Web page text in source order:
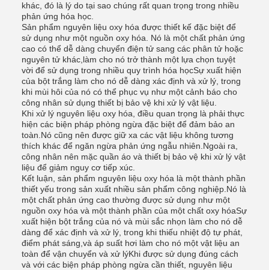
khác, đó là lý do tại sao chúng rất quan trọng trong nhiều
phản ứng hóa học.
Sản phẩm nguyên liệu oxy hóa được thiết kế đặc biệt để
sử dụng như một nguồn oxy hóa. Nó là một chất phản ứng
cao có thể dễ dàng chuyển điện tử sang các phân tử hoặc
nguyên tử khác,làm cho nó trở thành một lựa chọn tuyệt
vời để sử dụng trong nhiều quy trình hóa họcSự xuất hiện
của bột trắng làm cho nó dễ dàng xác định và xử lý, trong
khi mùi hôi của nó có thể phục vụ như một cảnh báo cho
công nhân sử dụng thiết bị bảo vệ khi xử lý vật liệu.
Khi xử lý nguyên liệu oxy hóa, điều quan trọng là phải thực
hiện các biện pháp phòng ngừa đặc biệt để đảm bảo an
toàn.Nó cũng nên được giữ xa các vật liệu không tương
thích khác để ngăn ngừa phản ứng ngẫu nhiên.Ngoài ra,
công nhân nên mặc quần áo và thiết bị bảo vệ khi xử lý vật
liệu để giảm nguy cơ tiếp xúc.
Kết luận, sản phẩm nguyên liệu oxy hóa là một thành phần
thiết yếu trong sản xuất nhiều sản phẩm công nghiệp.Nó là
một chất phản ứng cao thường được sử dụng như một
nguồn oxy hóa và một thành phần của một chất oxy hóaSự
xuất hiện bột trắng của nó và mùi sắc nhọn làm cho nó dễ
dàng để xác định và xử lý, trong khi thiếu nhiệt độ tự phát,
điểm phát sáng,và áp suất hơi làm cho nó một vật liệu an
toàn để vận chuyển và xử lýKhi được sử dụng đúng cách
và với các biện pháp phòng ngừa cần thiết, nguyên liệu